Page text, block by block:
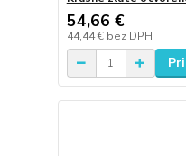
54,66 €
44,44 € bez DPH